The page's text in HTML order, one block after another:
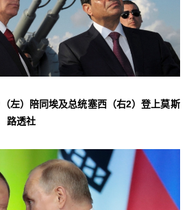
左）陪同埃及总统塞西（右2）登上莫斯
路透社